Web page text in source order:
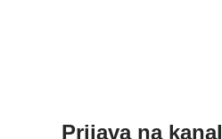
Prijava na kanal